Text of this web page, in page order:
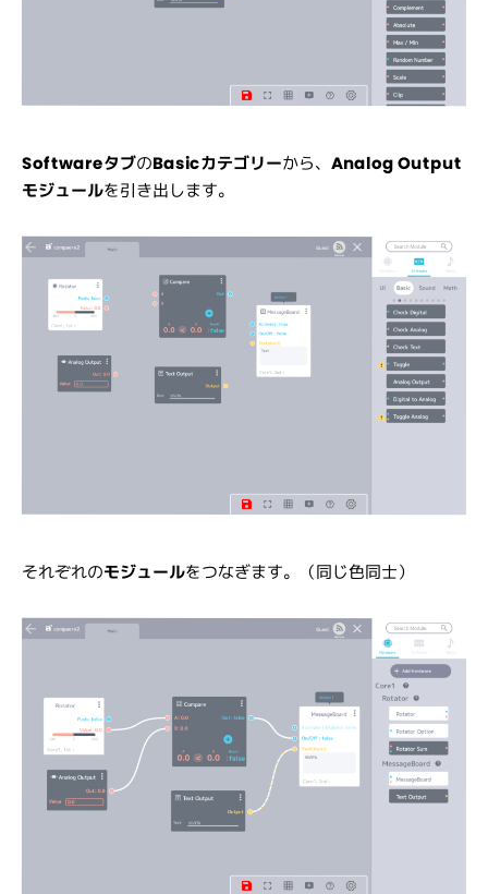
SoftwareタブのBasicカテゴリーから、Analog Output
モジュールを引き出します。
それぞれのモジュールをつなぎます。（同じ色同士）